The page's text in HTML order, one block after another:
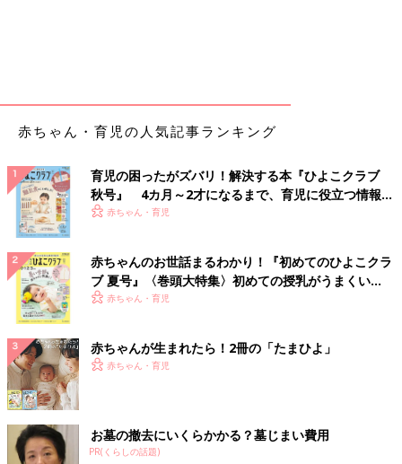
赤ちゃん・育児の人気記事ランキング
育児の困ったがズバリ！解決する本『ひよこクラブ
秋号』 4カ月～2才になるまで、育児に役立つ情報が
いっぱい！
赤ちゃん・育児
赤ちゃんのお世話まるわかり！『初めてのひよこクラ
ブ 夏号』〈巻頭大特集〉初めての授乳がうまくい
く！ おっぱい・ミルクの基本と夏のトラブル 解決テ
赤ちゃん・育児
赤ちゃんが生まれたら！2冊の「たまひよ」
赤ちゃん・育児
お墓の撤去にいくらかかる？墓じまい費用
PR(くらしの話題)